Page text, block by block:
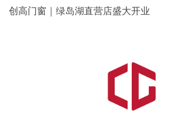
创高门窗｜绿岛湖直营店盛大开业